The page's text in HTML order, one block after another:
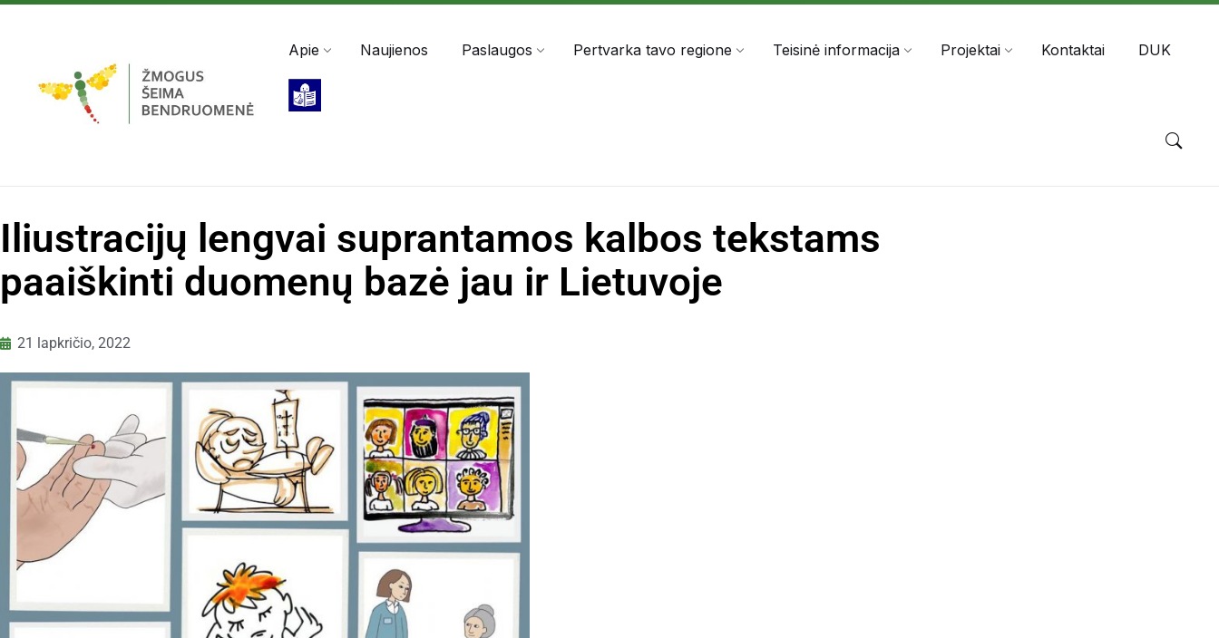
Apie Naujienos Paslaugos Pertvarka tavo regione Teisinė informacija Projektai Kontaktai DUK
Iliustracijų lengvai suprantamos kalbos tekstams
paaiškinti duomenų bazė jau ir Lietuvoje
21 lapkričio, 2022